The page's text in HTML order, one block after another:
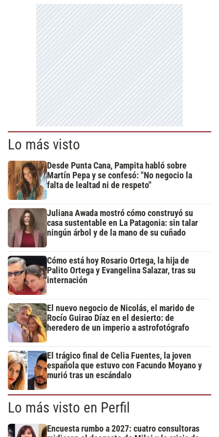
Lo más visto
Desde Punta Cana, Pampita habló sobre
Martín Pepa y se confesó: "No negocio la
falta de lealtad ni de respeto"
Juliana Awada mostró cómo construyó su
casa sustentable en La Patagonia: sin talar
ningún árbol y de la mano de su cuñado
Cómo está hoy Rosario Ortega, la hija de
Palito Ortega y Evangelina Salazar, tras su
internación
El nuevo negocio de Nicolás, el marido de
Rocío Guirao Díaz en el desierto: de
heredero de un imperio a astrofotógrafo
El trágico final de Celia Fuentes, la joven
española que estuvo con Facundo Moyano y
murió tras un escándalo
Lo más visto en Perfil
Encuesta rumbo a 2027: cuatro consultoras